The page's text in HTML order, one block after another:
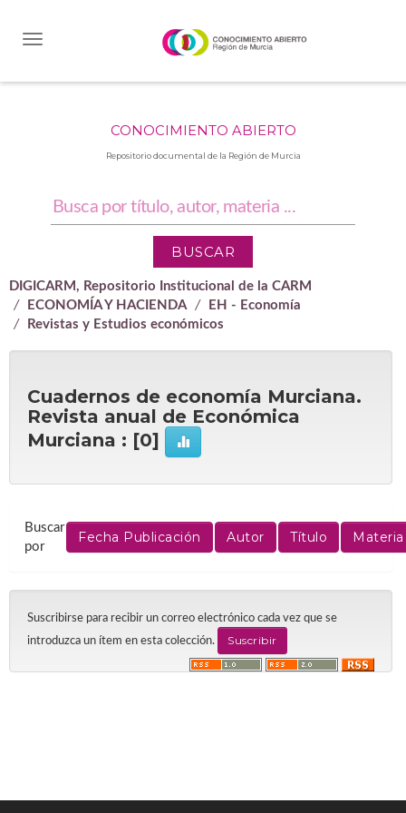
CONOCIMIENTO ABIERTO
Repositorio documental de la Región de Murcia
DIGICARM, Repositorio Institucional de la CARM
ECONOMÍA Y HACIENDA
EH - Economía
Revistas y Estudios económicos
Cuadernos de economía Murciana.
Revista anual de Económica
Murciana : [0]
Buscar
por
Suscribirse para recibir un correo electrónico cada vez que se
introduzca un ítem en esta colección.